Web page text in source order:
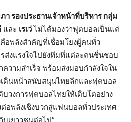
า รองประธานเจ้าหน้าที่บริหาร กลุ่ม
และ เรเว่ไม่ได้มองว่าฟุตบอลเป็นแค่
อพลังสำคัญที่เชื่อมโยงผู้คนทั่ว
ส่งแรงใจไปยังทีมที่แต่ละคนชื่นชอบ
วามสำเร็จ พร้อมส่งมอบกำลังใจใน
เดินหน้าสนับสนุนไทยลีกและฟุตบอล
วงการฟุตบอลไทยให้เติบโตอย่าง
อพลังเชิงบวกสู่แฟนบอลทั่วประเทศ